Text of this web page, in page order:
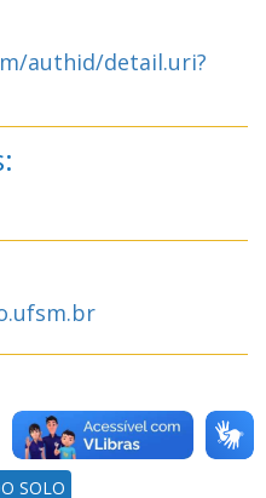
authid/detail.uri?
SOLO